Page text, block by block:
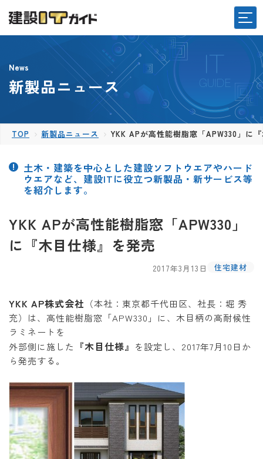
News
新製品ニュース
TOP 新製品ニュース YKK APが高性能樹脂窓「APW330」に
土木・建築を中心とした建設ソフトウエアやハード
ウエアなど、建設ITに役立つ新製品・新サービス等
を紹介します。
YKK APが高性能樹脂窓「APW330」
に『木目仕様』を発売
2017年3月13日 住宅建材
YKK AP株式会社 （本社：東京都千代田区、社長：堀 秀
充）は、高性能樹脂窓「APW330」に、木目柄の高耐候性
ラミネートを
外部側に施した
『木目仕様』 を設定し、2017年7月10日か
ら発売する。